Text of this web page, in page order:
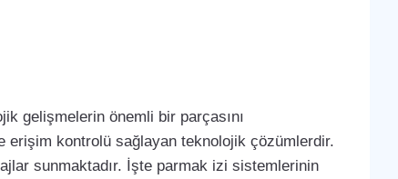
gelişmelerin önemli bir parçasını
kontrolü sağlayan teknolojik çözümlerdir.
sunmaktadır. İşte parmak izi sistemlerinin